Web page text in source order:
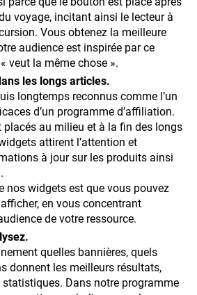
voyage, incitant ainsi le lecteur à
Vous obtenez la meilleure
audience est inspirée par ce
veut la même chose ».
les longs articles.
longtemps reconnus comme l’un
d’un programme d’affiliation.
placés au milieu et à la fin des longs
attirent l’attention et
à jour sur les produits ainsi
nos widgets est que vous pouvez
en vous concentrant
de votre ressource.
quelles bannières, quels
donnent les meilleurs résultats,
Dans notre programme